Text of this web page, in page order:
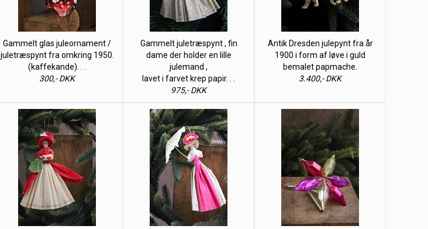
Gammelt glas juleornament /
juletræspynt fra omkring 1950.
(kaffekande). . .
300,- DKK
Gammelt juletræspynt , fin
dame der holder en lille
julemand ,
lavet i farvet krep papir. . .
975,- DKK
Antik Dresden julepynt fra år
1900 i form af løve i guld
bemalet papmache.
3.400,- DKK